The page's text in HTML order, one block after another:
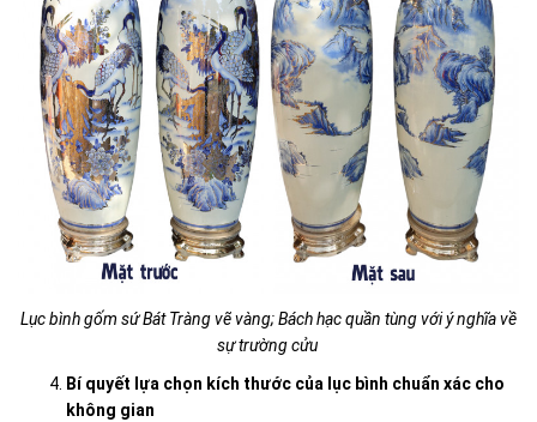
Lục bình gốm sứ Bát Tràng vẽ vàng; Bách hạc quần tùng với ý nghĩa về
sự trường cửu
Bí quyết lựa chọn kích thước của lục bình chuẩn xác cho
không gian